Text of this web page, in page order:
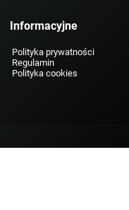
Informacyjne
Polityka prywatności
Regulamin
Polityka cookies